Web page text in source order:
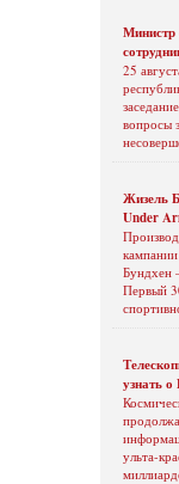
Министр
25
вопросы
Жизель
Under
Бундхен
Первый
узнать о
ульта-